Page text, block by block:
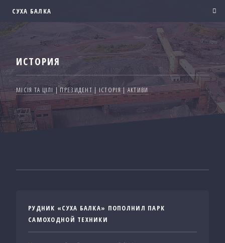
СУХА БАЛКА
ИСТОРИЯ
МІСІЯ ТА ЦІЛІ |ПРЕЗИДЕНТ| ІСТОРІЯ|АКТИВИ
РУДНИК «СУХА БАЛКА» ПОПОЛНИЛ ПАРК
САМОХОДНОЙ ТЕХНИКИ